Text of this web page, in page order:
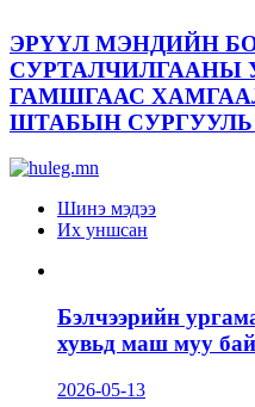
ЭРҮҮЛ МЭНДИЙН
ГАМШГААС
ШТАБЫН СУРГУУЛЬ
Шинэ мэдээ
Их уншсан
Бэлчээрийн
хувьд маш муу
2026-05-13